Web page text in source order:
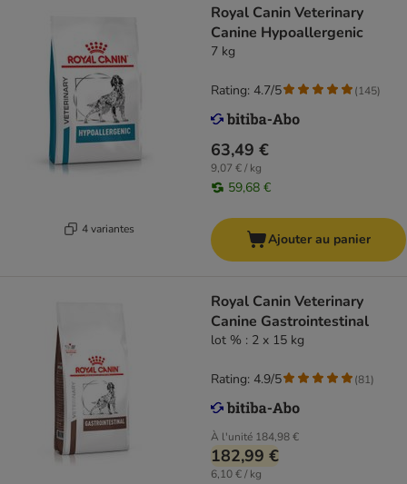
4 variantes
Royal Canin Veterinary
Canine Hypoallergenic
7 kg
63,49 €
9,07 € / kg
59,68 €
Rating: 4.7/5 (145)
Ajouter au panier
Royal Canin Veterinary
Canine Gastrointestinal
lot % : 2 x 15 kg
À l'unité 184,98 €
182,99 €
6,10 € / kg
Rating: 4.9/5 (81)